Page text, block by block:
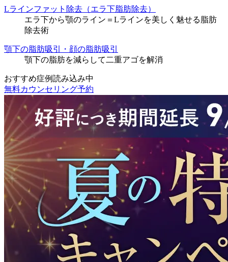
Lラインファット除去（エラ下脂肪除去）
エラ下から顎のライン＝Lラインを美しく魅せる脂肪
除去術
顎下の脂肪吸引・顔の脂肪吸引
顎下の脂肪を減らして二重アゴを解消
おすすめ症例読み込み中
無料カウンセリング予約